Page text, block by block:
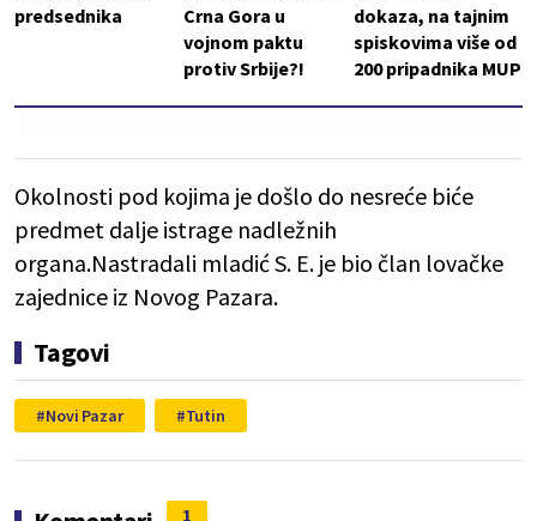
predsednika
Crna Gora u
vojnom paktu
protiv Srbije?!
dokaza, na tajnim
spiskovima više od
200 pripadnika MUP
Okolnosti pod kojima je došlo do nesreće biće
predmet dalje istrage nadležnih
organa.Nastradali mladić S. E. je bio član lovačke
zajednice iz Novog Pazara.
Tagovi
Novi Pazar Tutin
1